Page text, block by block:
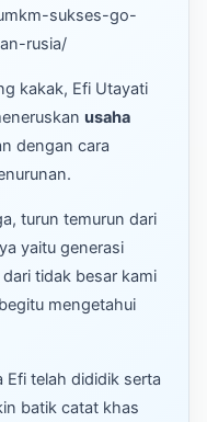
sukses-go-
rusia/
kakak, Efi Utayati
usaha
dengan cara
turun temurun dari
yaitu generasi
tidak besar kami
mengetahui
Efi telah dididik serta
batik catat khas